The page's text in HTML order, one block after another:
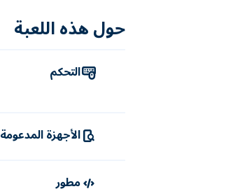
حول هذه اللعبة
التحكم
الأجهزة المدعومة
مطور